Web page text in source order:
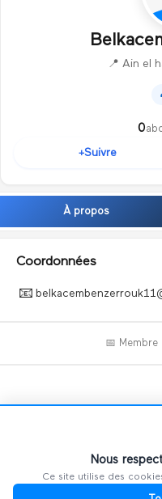
📍 Ain el
0
+Suivre
À propos
Coordonnées
📧
📅 Membre
Ce profil n'a pas
Nous
Ce site utilise des